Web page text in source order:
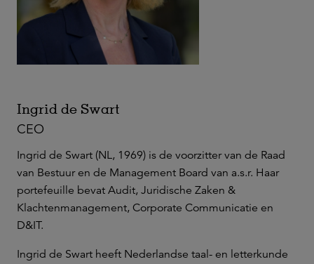
Ingrid de Swart
CEO
Ingrid de Swart (NL, 1969) is de voorzitter van de Raad
van Bestuur en de Management Board van a.s.r. Haar
portefeuille bevat Audit, Juridische Zaken &
Klachtenmanagement, Corporate Communicatie en
D&IT.
Ingrid de Swart heeft Nederlandse taal- en letterkunde